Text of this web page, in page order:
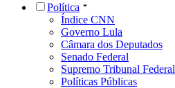
Política
Índice CNN
Governo Lula
Câmara dos Deputados
Senado Federal
Supremo Tribunal Federal
Políticas Públicas